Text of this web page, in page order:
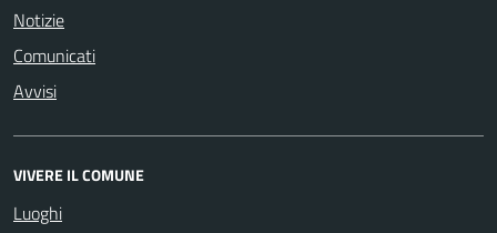
Notizie
Comunicati
Avvisi
VIVERE IL COMUNE
Luoghi